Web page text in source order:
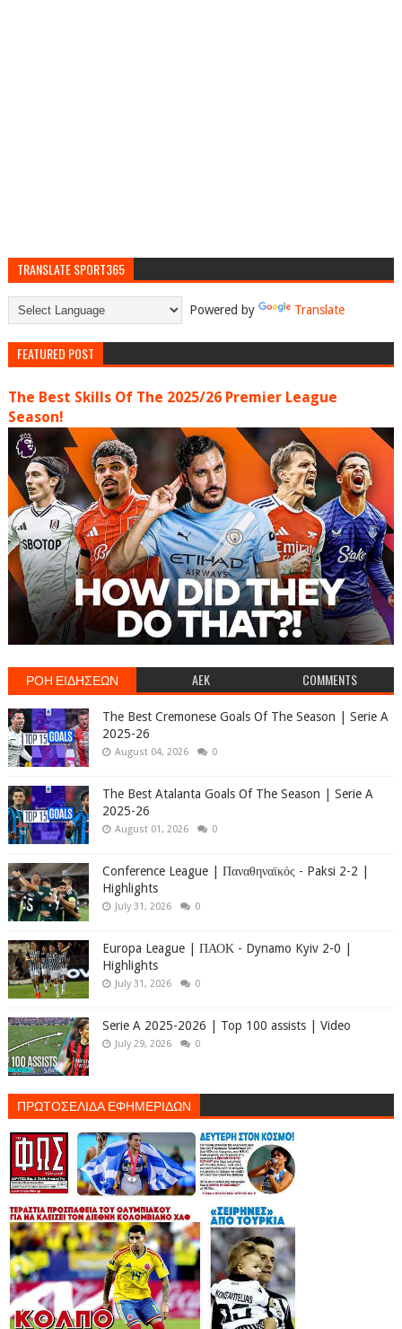
TRANSLATE SPORT365
Powered by Translate
FEATURED POST
The Best Skills Of The 2025/26 Premier League
Season!
ΡΟΗ ΕΙΔΗΣΕΩΝ AEK COMMENTS
The Best Cremonese Goals Of The Season | Serie A
2025-26
August 04, 2026 0
The Best Atalanta Goals Of The Season | Serie A
2025-26
August 01, 2026 0
Conference League | Παναθηναϊκός - Paksi 2-2 |
Highlights
July 31, 2026 0
Europa League | ΠΑΟΚ - Dynamo Kyiv 2-0 |
Highlights
July 31, 2026 0
Serie A 2025-2026 | Top 100 assists | Video
July 29, 2026 0
ΠΡΩΤΟΣΕΛΙΔΑ ΕΦΗΜΕΡΙΔΩΝ